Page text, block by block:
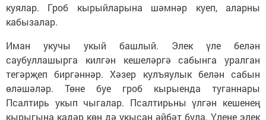
куялар. Гроб кырыйларына шәмнәр куеп, аларны
кабызалар.
Иман укучы укый башлый. Элек үле белән
саубуллашырга килгән кешеләргә сабынга уралган
тегәрҗеп биргәннәр. Хәзер кулъяулык белән сабын
өләшәләр. Төне буе гроб кырыенда туганнары
Псалтирь укып чыгалар. Псалтирьны үлгән кешенең
кырыгына кадәр көн дә укысаң әйбәт була. Үлене элек